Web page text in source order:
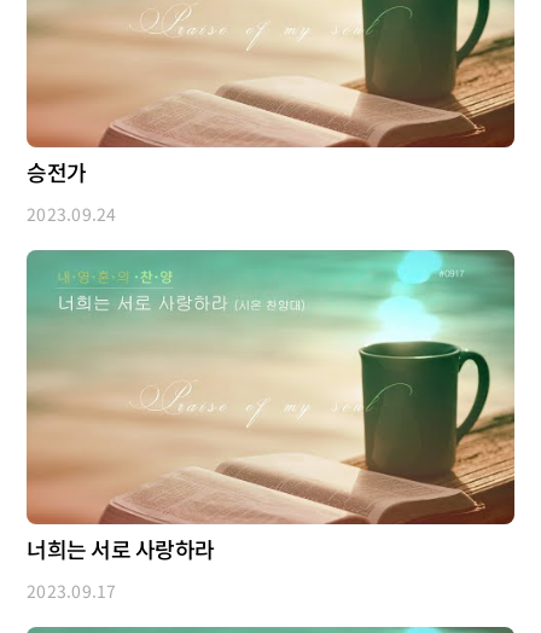
승전가
2023.09.24
너희는 서로 사랑하라
2023.09.17